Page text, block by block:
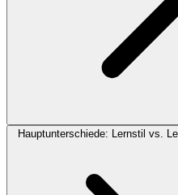
Hauptunterschiede: Lernstil vs.